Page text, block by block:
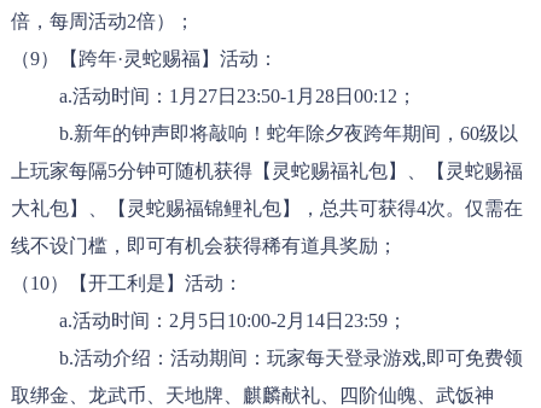
倍，每周活动2倍）；
（9）【跨年·灵蛇赐福】活动：
a.活动时间：1月27日23:50-1月28日00:12；
b.新年的钟声即将敲响！蛇年除夕夜跨年期间，60级以
上玩家每隔5分钟可随机获得【灵蛇赐福礼包】、【灵蛇赐福
大礼包】、【灵蛇赐福锦鲤礼包】，总共可获得4次。仅需在
线不设门槛，即可有机会获得稀有道具奖励；
（10）【开工利是】活动：
a.活动时间：2月5日10:00-2月14日23:59；
b.活动介绍：活动期间：玩家每天登录游戏,即可免费领
取绑金、龙武币、天地牌、麒麟献礼、四阶仙魄、武饭神